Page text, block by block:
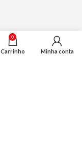
0
Carrinho Minha conta